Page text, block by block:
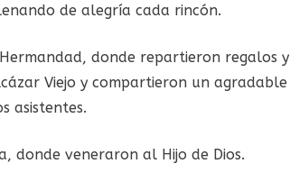
de alegría cada rincón.
donde repartieron regalos y
Viejo y compartieron un agradable
asistentes.
donde veneraron al Hijo de Dios.